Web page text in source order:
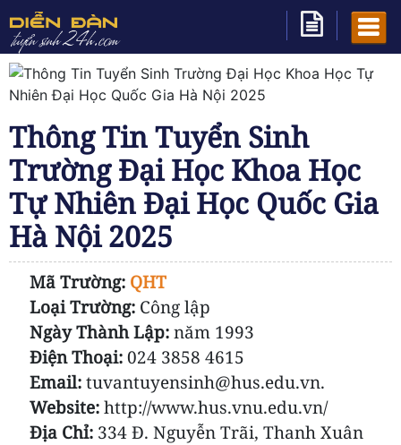
Thông Tin Tuyển Sinh
Trường Đại Học Khoa Học
Tự Nhiên Đại Học Quốc Gia
Hà Nội 2025
Mã Trường: QHT
Loại Trường: Công lập
Ngày Thành Lập: năm 1993
Điện Thoại: 024 3858 4615
Email: tuvantuyensinh@hus.edu.vn.
Website: http://www.hus.vnu.edu.vn/
Địa Chỉ: 334 Đ. Nguyễn Trãi, Thanh Xuân